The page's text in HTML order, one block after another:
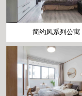
简约风系列公寓